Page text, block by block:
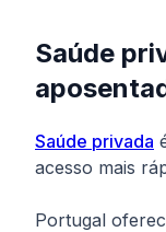
Saúde
Saúde privada
acesso mais
Portugal